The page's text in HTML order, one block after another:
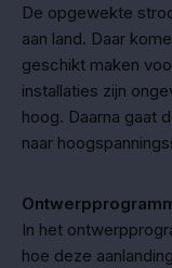
De opgewekte
aan land. Daar
geschikt maken
installaties zijn
hoog. Daarna gaat
naar
In het
hoe deze